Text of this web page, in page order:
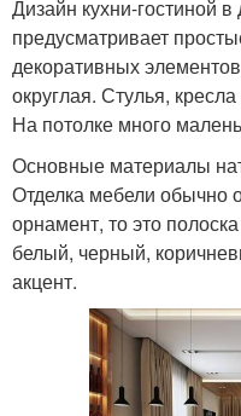
Дизайн кухни-гостиной
предусматривает
декоративных
округлая. Стулья,
На потолке много
Основные материалы
Отделка мебели обычно
орнамент, то это
белый, черный,
акцент.